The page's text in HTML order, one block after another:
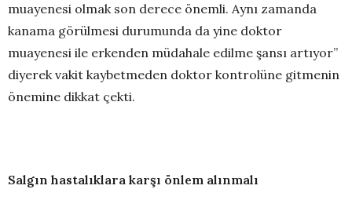
muayenesi olmak son derece önemli. Aynı zamanda
kanama görülmesi durumunda da yine doktor
muayenesi ile erkenden müdahale edilme şansı artıyor’’
diyerek vakit kaybetmeden doktor kontrolüne gitmenin
önemine dikkat çekti.
Salgın hastalıklara karşı önlem alınmalı